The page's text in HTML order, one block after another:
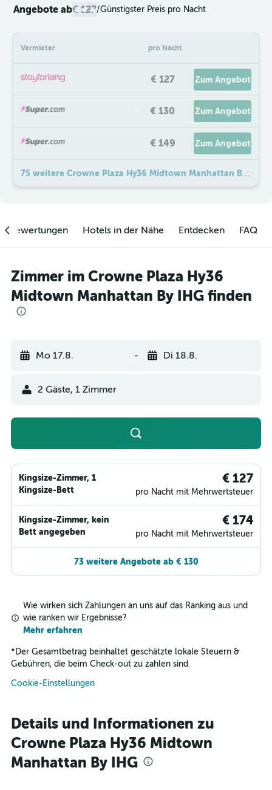
Angebote ab€ 127/Günstigster Preis pro Nacht
Vermieter pro Nacht
€ 127 Zum Angebot
€ 130 Zum Angebot
€ 149 Zum Angebot
75 weitere Crowne Plaza Hy36 Midtown Manhattan By IHG Angebote
Hotels in der Nähe Entdecken FAQ
Zimmer im Crowne Plaza Hy36
Midtown Manhattan By IHG finden
Mo 17.8. - Di 18.8.
2 Gäste, 1 Zimmer
Kingsize-Zimmer, 1
Kingsize-Bett
€ 127
pro Nacht mit Mehrwertsteuer
Kingsize-Zimmer, kein
Bett angegeben
€ 174
pro Nacht mit Mehrwertsteuer
73 weitere Angebote ab € 130
Wie wirken sich Zahlungen an uns auf das Ranking aus und
wie ranken wir Ergebnisse?
Mehr erfahren
* Der Gesamtbetrag beinhaltet geschätzte lokale Steuern &
Gebühren, die beim Check-out zu zahlen sind.
Cookie-Einstellungen
Details und Informationen zu
Crowne Plaza Hy36 Midtown
Manhattan By IHG